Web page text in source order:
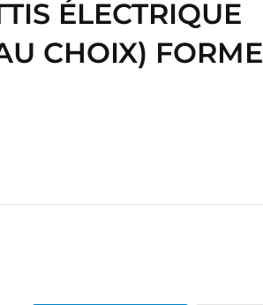
ÉLECTRIQUE
CHOIX) FORME